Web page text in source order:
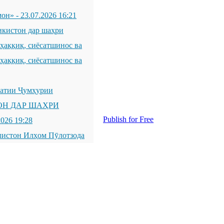
- 23.07.2026 16:21
дар шаҳри
сиёсатшинос ва
сиёсатшинос ва
Ҷумҳурии
ДАР ШАҲРИ
19:28
Илҳом Пӯлотзода
Publish for Free